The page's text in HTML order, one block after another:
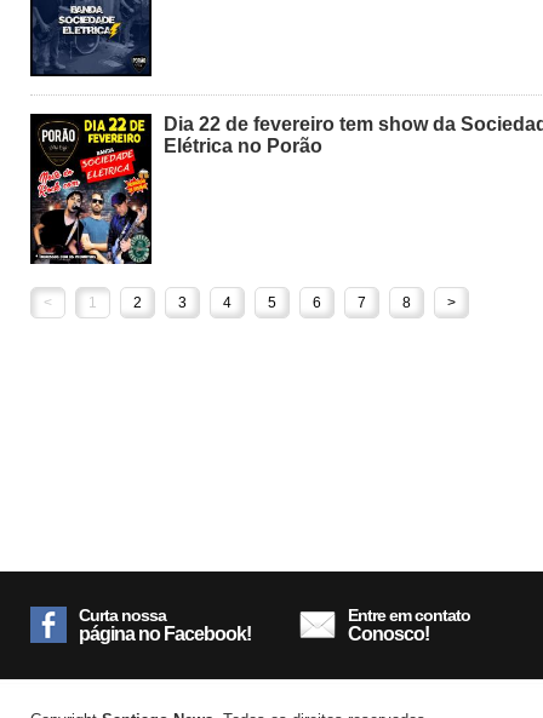
Dia 22 de fevereiro tem show da
Elétrica no Porão
< 1 2 3 4 5 6 7 8 >
Curta nossa
página no Facebook!
Entre em contato
Conosco!